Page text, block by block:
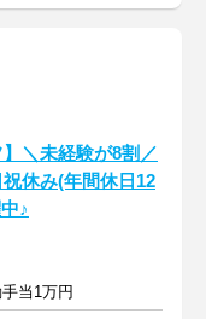
】＼未経験が8割／
休み(年間休日12
♪
当1万円